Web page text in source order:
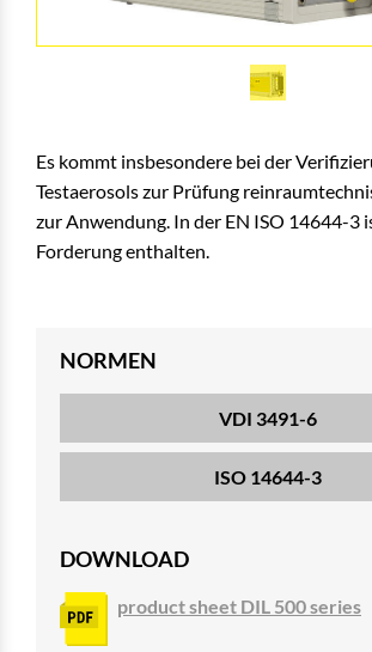
Es kommt insbesondere bei der
Testaerosols zur Prüfung
zur Anwendung. In der EN ISO 14644-3
Forderung enthalten.
NORMEN
VDI 3491-6
ISO 14644-3
DOWNLOAD
product sheet DIL 500 series